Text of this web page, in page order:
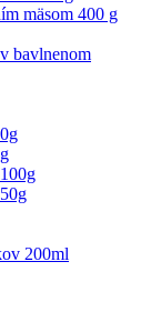
mäsom 400 g
bavlnenom
200ml